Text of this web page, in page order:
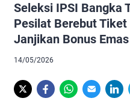
Bonus Emas dari Kantong
Seleksi IPSI Bangka
Pesilat Berebut Tiket
Janjikan Bonus
14/05/2026